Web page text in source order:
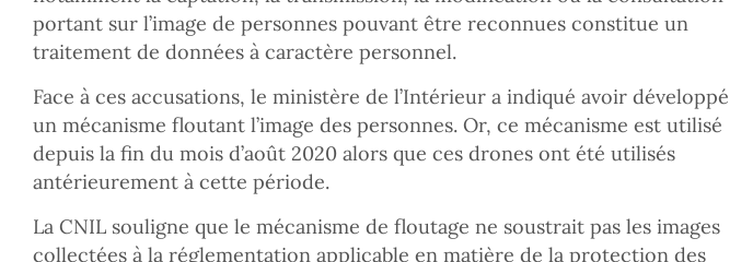
portant sur l’image de personnes pouvant être reconnues constitue un
traitement de données à caractère personnel.
Face à ces accusations, le ministère de l’Intérieur a indiqué avoir développé
un mécanisme floutant l’image des personnes. Or, ce mécanisme est utilisé
depuis la fin du mois d’août 2020 alors que ces drones ont été utilisés
antérieurement à cette période.
La CNIL souligne que le mécanisme de floutage ne soustrait pas les images
collectées à la réglementation applicable en matière de la protection des